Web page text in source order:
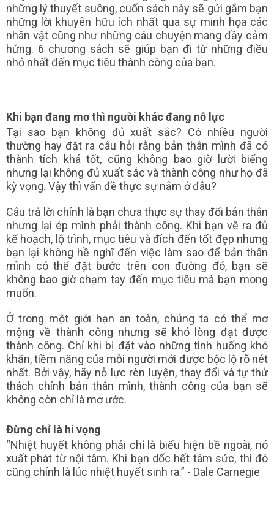
những lý thuyết suông, cuốn sách này sẽ gửi gắm bạn
những lời khuyên hữu ích nhất qua sự minh họa các
nhân vật cũng như những câu chuyện mang đầy cảm
hứng. 6 chương sách sẽ giúp bạn đi từ những điều
nhỏ nhất đến mục tiêu thành công của bạn.
Khi bạn đang mơ thì người khác đang nỗ lực
Tại sao bạn không đủ xuất sắc? Có nhiều người
thường hay đặt ra câu hỏi rằng bản thân mình đã có
thành tích khá tốt, cũng không bao giờ lười biếng
nhưng lại không đủ xuất sắc và thành công như họ đã
kỳ vọng. Vậy thì vấn đề thực sự nằm ở đâu?
Câu trả lời chính là bạn chưa thực sự thay đổi bản thân
nhưng lại ép mình phải thành công. Khi bạn vẽ ra đủ
kế hoạch, lộ trình, mục tiêu và đích đến tốt đẹp nhưng
bạn lại không hề nghĩ đến việc làm sao để bản thân
mình có thể đặt bước trên con đường đó, bạn sẽ
không bao giờ chạm tay đến mục tiêu mà bạn mong
muốn.
Ở trong một giới hạn an toàn, chúng ta có thể mơ
mộng về thành công nhưng sẽ khó lòng đạt được
thành công. Chỉ khi bị đặt vào những tình huống khó
khăn, tiềm năng của mỗi người mới được bộc lộ rõ nét
nhất. Bởi vậy, hãy nỗ lực rèn luyện, thay đổi và tự thử
thách chính bản thân mình, thành công của bạn sẽ
không còn chỉ là mơ ước.
Đừng chỉ là hi vọng
“Nhiệt huyết không phải chỉ là biểu hiện bề ngoài, nó
xuất phát từ nội tâm. Khi bạn dốc hết tâm sức, thì đó
cũng chính là lúc nhiệt huyết sinh ra.” - Dale Carnegie